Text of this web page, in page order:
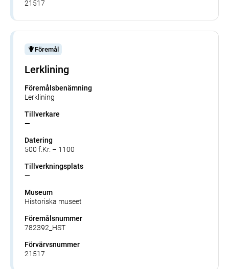
21517
Föremål
Lerklining
Föremålsbenämning
Lerklining
Tillverkare
—
Datering
500 f.Kr. – 1100
Tillverkningsplats
—
Museum
Historiska museet
Föremålsnummer
782392_HST
Förvärvsnummer
21517